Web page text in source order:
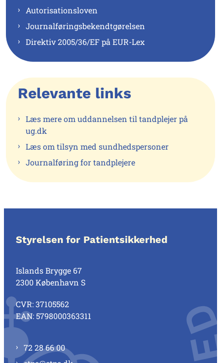
Autorisationsloven
Journalføringsbekendtgørelsen
Direktiv 2005/36/EF på EUR-Lex
Relevante links
Læs mere om uddannelsen til tandplejer på
ug.dk
Læs om tilsyn med sundhedspersoner
Journalføring for tandplejere
Styrelsen for Patientsikkerhed
Islands Brygge 67
2300 København S
CVR: 37105562
EAN: 5798000363311
72 28 66 00